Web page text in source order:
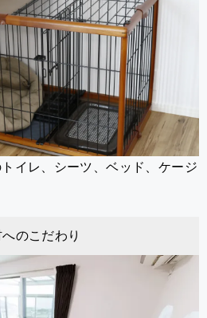
イレ、シーツ、ベッド、ケージ
へのこだわり